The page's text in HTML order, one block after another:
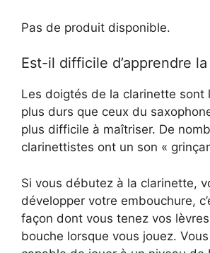
Pas de produit disponible.
Est-il difficile d’apprendre
Les doigtés de la clarinette sont
plus durs que ceux du
plus difficile à maîtriser. De
clarinettistes ont un son «
Si vous débutez à la clarinette,
développer votre embouchure,
façon dont vous tenez vos
bouche lorsque vous jouez.